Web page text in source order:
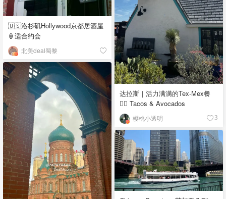
🇺🇸洛杉矶Hollywood京都居酒屋
🏮适合约会
北美deal蜀黎
达拉斯｜活力满满的Tex-Mex餐
👉🏼 Tacos & Avocados
樱桃小透明 3